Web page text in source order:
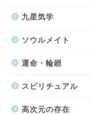
九星気学
ソウルメイト
運命・輪廻
スピリチュアル
高次元の存在